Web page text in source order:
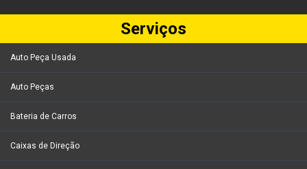
Serviços
Auto Peça Usada
Auto Peças
Bateria de Carros
Caixas de Direção